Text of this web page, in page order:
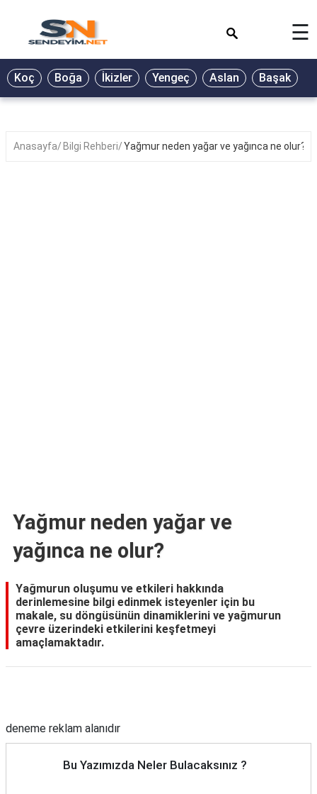
BİYOGRAFİ
GALERİ
☰
Koç Boğa İkizler Yengeç Aslan Başak
Anasayfa Bilgi Rehberi Yağmur neden yağar ve yağınca ne olur?
Yağmur neden yağar ve
yağınca ne olur?
Yağmurun oluşumu ve etkileri hakkında
derinlemesine bilgi edinmek isteyenler için bu
makale, su döngüsünün dinamiklerini ve yağmurun
çevre üzerindeki etkilerini keşfetmeyi
amaçlamaktadır.
deneme reklam alanıdır
Bu Yazımızda Neler Bulacaksınız ?